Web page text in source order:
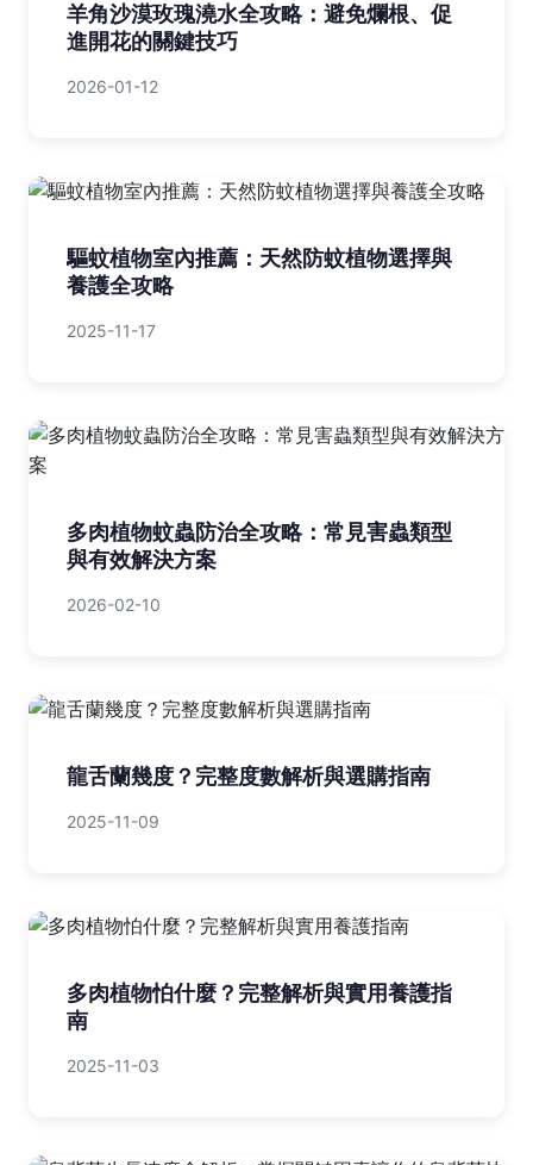
羊角沙漠玫瑰澆水全攻略：避免爛根、促
進開花的關鍵技巧
2026-01-12
驅蚊植物室內推薦：天然防蚊植物選擇與
養護全攻略
2025-11-17
多肉植物蚊蟲防治全攻略：常見害蟲類型
與有效解決方案
2026-02-10
龍舌蘭幾度？完整度數解析與選購指南
2025-11-09
多肉植物怕什麼？完整解析與實用養護指
南
2025-11-03